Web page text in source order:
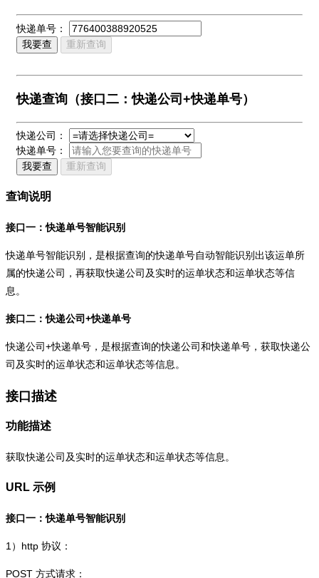
快递单号：
我要查
重新查询
快递查询（接口二：快递公司+快递单号）
快递公司：
快递单号：
我要查
重新查询
查询说明
接口一：快递单号智能识别
快递单号智能识别，是根据查询的快递单号自动智能识别出该运单所
属的快递公司，再获取快递公司及实时的运单状态和运单状态等信
息。
接口二：快递公司+快递单号
快递公司+快递单号，是根据查询的快递公司和快递单号，获取快递公
司及实时的运单状态和运单状态等信息。
接口描述
功能描述
获取快递公司及实时的运单状态和运单状态等信息。
URL 示例
接口一：快递单号智能识别
1） http 协议：
POST 方式请求：